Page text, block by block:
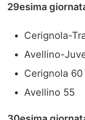
29esima
Cerignola-
Avellino-
Cerignola 60
Avellino 55